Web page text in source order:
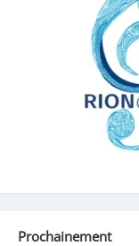
Prochainement